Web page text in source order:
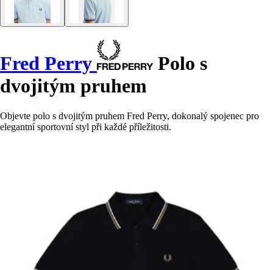
Fred Perry
Polo s
dvojitým pruhem
Objevte polo s dvojitým pruhem Fred Perry, dokonalý spojenec pro
elegantní sportovní styl při každé příležitosti.